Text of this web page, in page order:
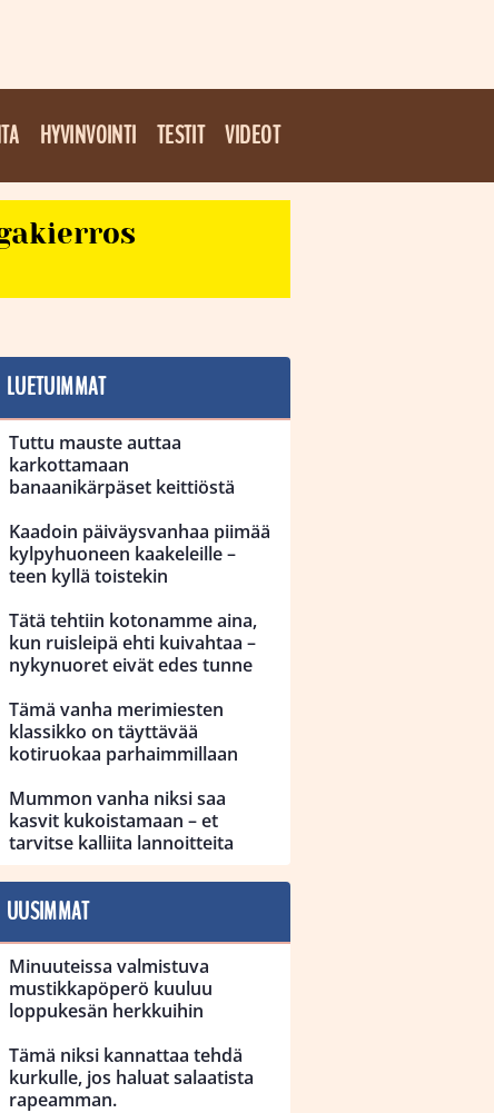
HYVINVOINTI TESTIT VIDEOT
LUETUIMMAT
Tuttu mauste auttaa
karkottamaan
banaanikärpäset keittiöstä
Kaadoin päiväysvanhaa piimää
kylpyhuoneen kaakeleille –
teen kyllä toistekin
Tätä tehtiin kotonamme aina,
kun ruisleipä ehti kuivahtaa –
nykynuoret eivät edes tunne
Tämä vanha merimiesten
klassikko on täyttävää
kotiruokaa parhaimmillaan
Mummon vanha niksi saa
kasvit kukoistamaan – et
tarvitse kalliita lannoitteita
UUSIMMAT
Minuuteissa valmistuva
mustikkapöperö kuuluu
loppukesän herkkuihin
Tämä niksi kannattaa tehdä
kurkulle, jos haluat salaatista
rapeamman.